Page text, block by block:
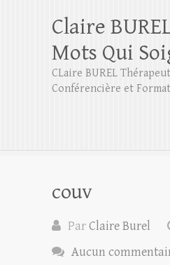
Claire
Mots Qui
CLaire BUREL
Conférencière et
couv
ParClaire Burel
Aucun